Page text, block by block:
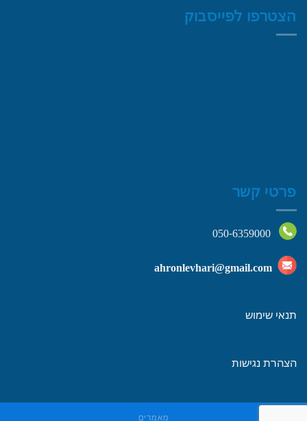
הצטרפו לפייסבוק
פרטי קשר
050-6359000
ahronlevhari@gmail.com
תנאי שימוש
הצהרת נגישות
מאמרים